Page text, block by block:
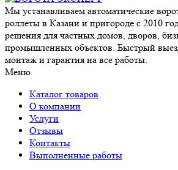
Мы устанавливаем автоматические
роллеты в Казани и пригороде с 2010
решения для частных домов, дворов,
промышленных объектов. Быстрый
монтаж и гарантия на все работы.
Меню
Каталог товаров
О компании
Услуги
Отзывы
Контакты
Выполненные работы